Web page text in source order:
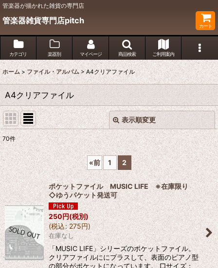
管楽器が描かれた雑貨の専門店
管楽器雑貨専門店pitch
カート
カテゴリ 楽器別 マイページ 商品検索 ご利用案内
ホーム > ファイル・アルバム > A4クリアファイル
A4クリアファイル
表示順変更
表示数:
並び順:
絞り込む
閉じる
70件
«前 1 2
ポケットファイル MUSIC LIFE ※在庫限り
◇ゆうパケット発送可
250円(税別)
(税込: 275円)
在庫なし
「MUSIC LIFE」シリーズのポケットファイル。
クリアファイルににプラスして、表面のピアノ型
の部分がポケットになっています。 □サイズ：